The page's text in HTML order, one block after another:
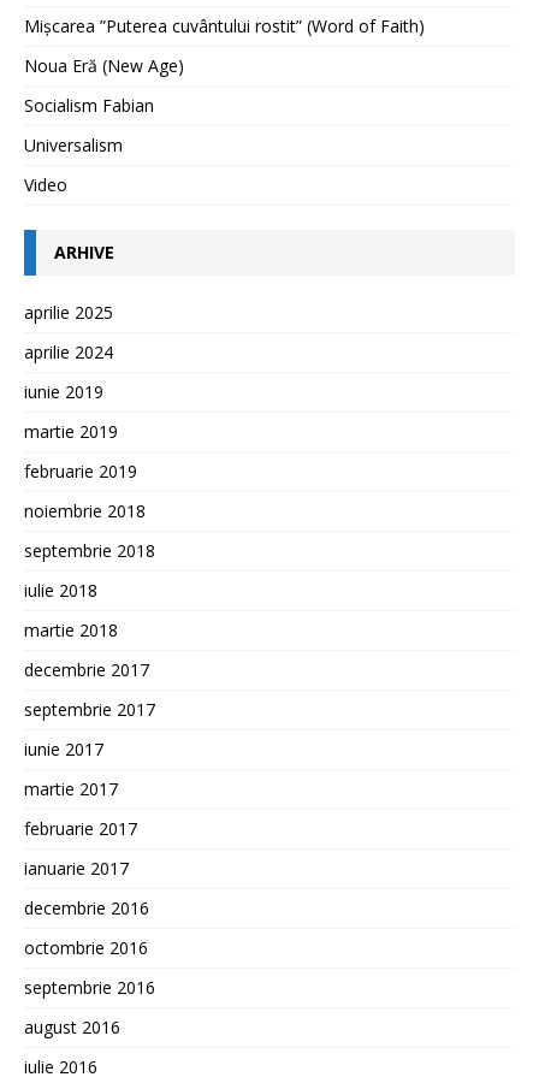
Mișcarea ”Puterea cuvântului rostit” (Word of Faith)
Noua Eră (New Age)
Socialism Fabian
Universalism
Video
ARHIVE
aprilie 2025
aprilie 2024
iunie 2019
martie 2019
februarie 2019
noiembrie 2018
septembrie 2018
iulie 2018
martie 2018
decembrie 2017
septembrie 2017
iunie 2017
martie 2017
februarie 2017
ianuarie 2017
decembrie 2016
octombrie 2016
septembrie 2016
august 2016
iulie 2016